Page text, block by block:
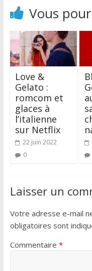
Vous
Love &
Gelato :
romcom et
glaces à
l’italienne
sur Netflix
22 juin 2022
0
Laisser un
Votre adresse e-mail
obligatoires sont
Commentaire *